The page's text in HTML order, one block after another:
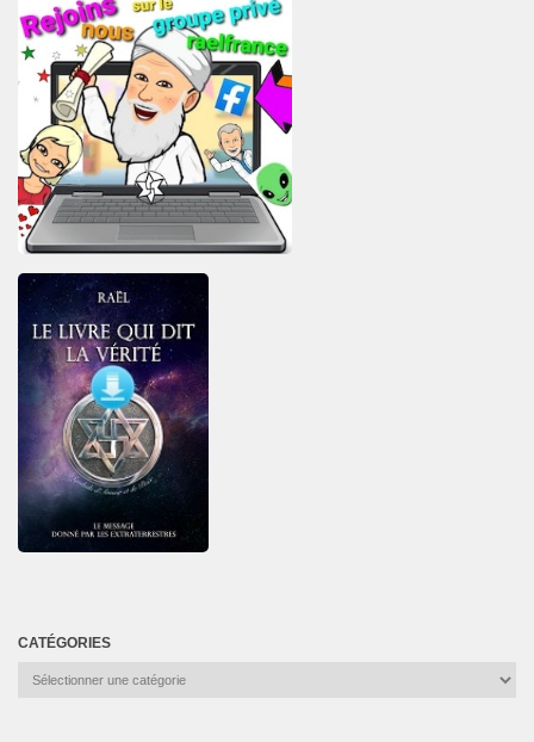
CATÉGORIES
Catégories